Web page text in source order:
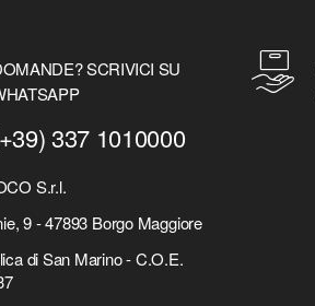
SCRIVICI SU
337 1010000
S.r.l.
9 - 47893 Borgo Maggiore
di San Marino - C.O.E.